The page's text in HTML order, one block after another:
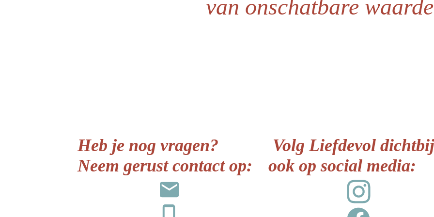
van onschatbare
Heb je nog vragen?
Neem gerust contact op:
Volg Liefdevol dichtbij
ook op social media: